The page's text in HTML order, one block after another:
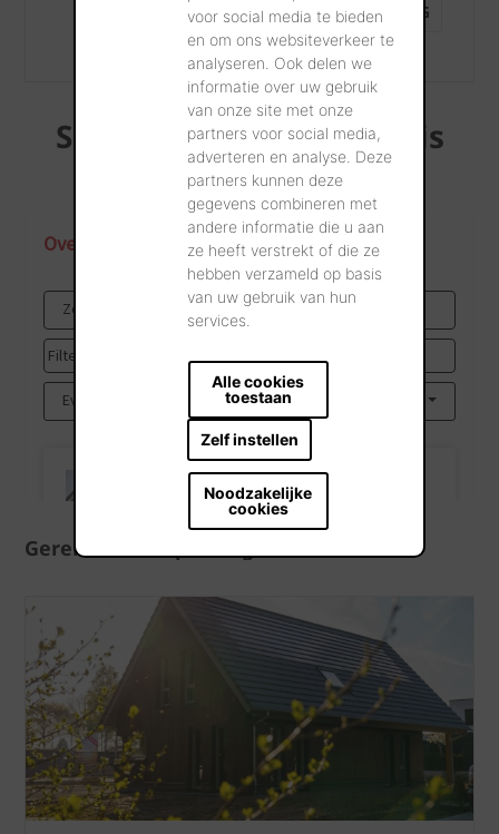
voor social media te bieden
en om ons websiteverkeer te
analyseren. Ook delen we
informatie over uw gebruik
van onze site met onze
partners voor social media,
adverteren en analyse. Deze
partners kunnen deze
gegevens combineren met
andere informatie die u aan
ze heeft verstrekt of die ze
hebben verzameld op basis
van uw gebruik van hun
services.
Alle cookies
toestaan
Zelf instellen
Noodzakelijke
cookies
ROUTEBESCHRIJVING
Schrijf u in voor de gratis
opleiding
Gerelateerde opleidingen